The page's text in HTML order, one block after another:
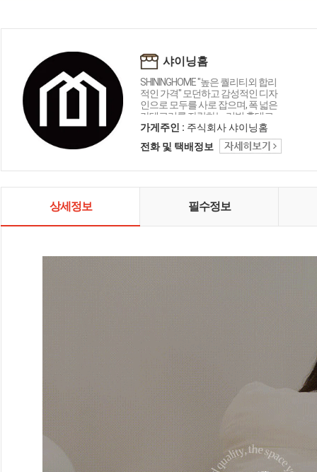
샤이닝홈
SHININGHOME "높은 퀄리티외 합리
적인 가격" 모던하고 감성적인 디자
인으로 모두를 사로 잡으며, 폭 넓은
카테고리를 자랑하는 리빙 홈데코
인테리어 샤이닝홈입니다.
가게주인 : 주식회사 샤이닝홈
전화 및 택배정보
상세정보 필수정보